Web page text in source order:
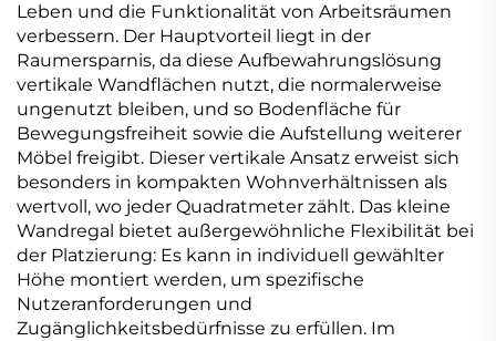
Leben und die Funktionalität von Arbeitsräumen
verbessern. Der Hauptvorteil liegt in der
Raumersparnis, da diese Aufbewahrungslösung
vertikale Wandflächen nutzt, die normalerweise
ungenutzt bleiben, und so Bodenfläche für
Bewegungsfreiheit sowie die Aufstellung weiterer
Möbel freigibt. Dieser vertikale Ansatz erweist sich
besonders in kompakten Wohnverhältnissen als
wertvoll, wo jeder Quadratmeter zählt. Das kleine
Wandregal bietet außergewöhnliche Flexibilität bei
der Platzierung: Es kann in individuell gewählter
Höhe montiert werden, um spezifische
Nutzeranforderungen und
Zugänglichkeitsbedürfnisse zu erfüllen. Im